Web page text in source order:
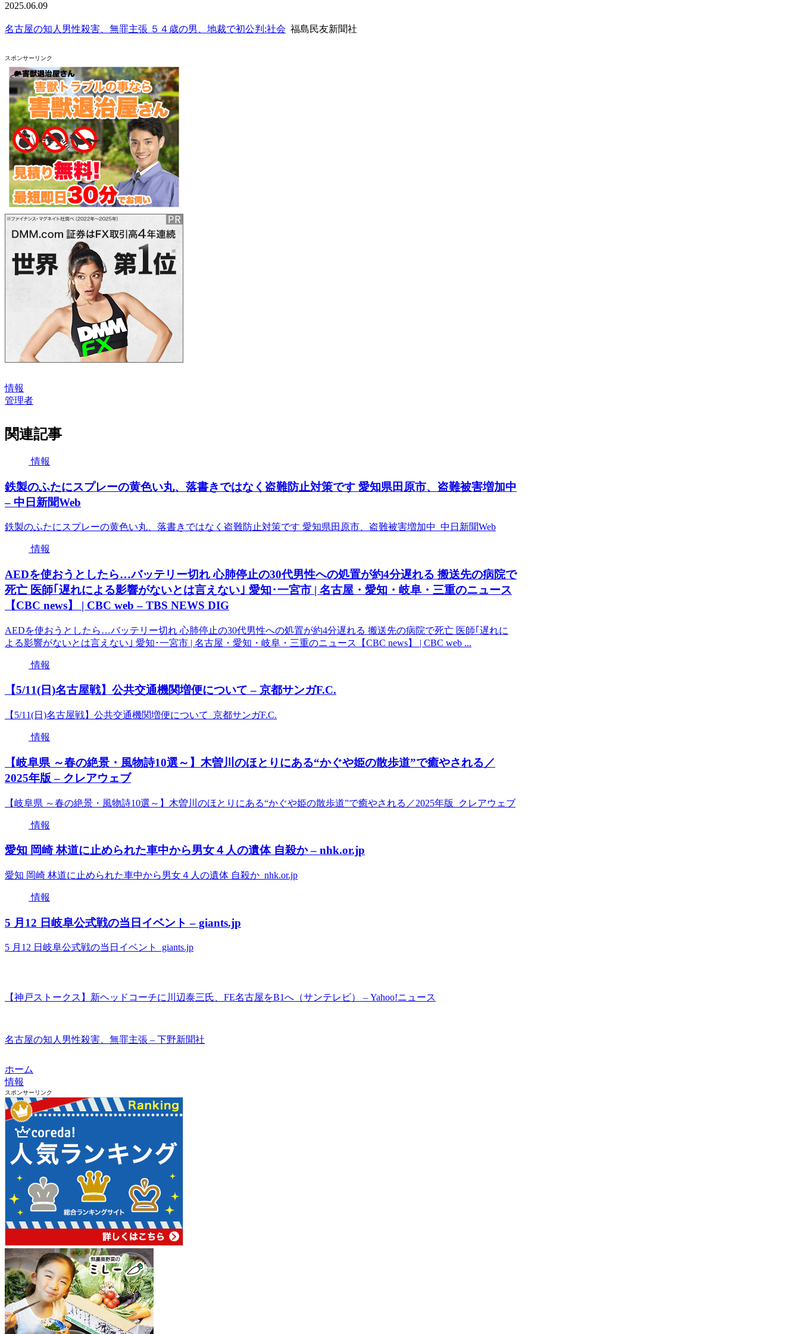
2025.06.09
名古屋の知人男性殺害、無罪主張 ５４歳の男、地裁で初公判:社会 福島民友新聞社
スポンサーリンク
情報
管理者
関連記事
情報
鉄製のふたにスプレーの黄色い丸、落書きではなく盗難防止対策です 愛知県田原市、盗難被害増加中
– 中日新聞Web
鉄製のふたにスプレーの黄色い丸、落書きではなく盗難防止対策です 愛知県田原市、盗難被害増加中 中日新聞Web
情報
AEDを使おうとしたら…バッテリー切れ 心肺停止の30代男性への処置が約4分遅れる 搬送先の病院で
死亡 医師｢遅れによる影響がないとは言えない｣ 愛知･一宮市 | 名古屋・愛知・岐阜・三重のニュース
【CBC news】 | CBC web – TBS NEWS DIG
AEDを使おうとしたら…バッテリー切れ 心肺停止の30代男性への処置が約4分遅れる 搬送先の病院で死亡 医師｢遅れに
よる影響がないとは言えない｣ 愛知･一宮市 | 名古屋・愛知・岐阜・三重のニュース【CBC news】 | CBC web ...
情報
【5/11(日)名古屋戦】公共交通機関増便について – 京都サンガF.C.
【5/11(日)名古屋戦】公共交通機関増便について 京都サンガF.C.
情報
【岐阜県 ～春の絶景・風物詩10選～】木曽川のほとりにある“かぐや姫の散歩道”で癒やされる／
2025年版 – クレアウェブ
【岐阜県 ～春の絶景・風物詩10選～】木曽川のほとりにある“かぐや姫の散歩道”で癒やされる／2025年版 クレアウェブ
情報
愛知 岡崎 林道に止められた車中から男女４人の遺体 自殺か – nhk.or.jp
愛知 岡崎 林道に止められた車中から男女４人の遺体 自殺か nhk.or.jp
情報
5 月12 日岐阜公式戦の当日イベント – giants.jp
5 月12 日岐阜公式戦の当日イベント giants.jp
【神戸ストークス】新ヘッドコーチに川辺泰三氏、FE名古屋をB1へ（サンテレビ） – Yahoo!ニュース
名古屋の知人男性殺害、無罪主張 – 下野新聞社
ホーム
情報
スポンサーリンク